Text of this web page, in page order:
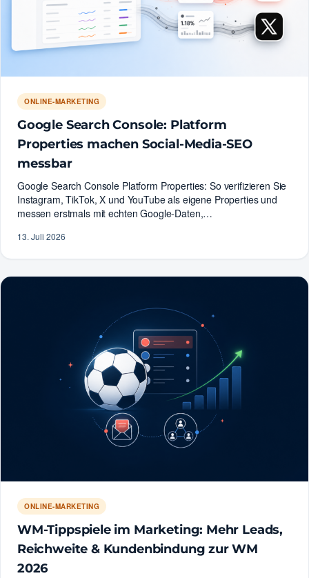
ONLINE-MARKETING
Google Search Console: Platform
Properties machen Social-Media-SEO
messbar
Google Search Console Platform Properties: So verifizieren Sie
Instagram, TikTok, X und YouTube als eigene Properties und
messen erstmals mit echten Google-Daten,…
13. Juli 2026
ONLINE-MARKETING
WM-Tippspiele im Marketing: Mehr Leads,
Reichweite & Kundenbindung zur WM
2026